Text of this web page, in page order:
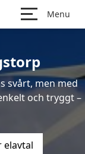
Menu
svårt, men med
och tryggt –
elavtal